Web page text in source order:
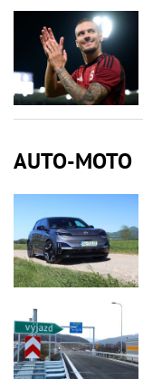
AUTO-MOTO